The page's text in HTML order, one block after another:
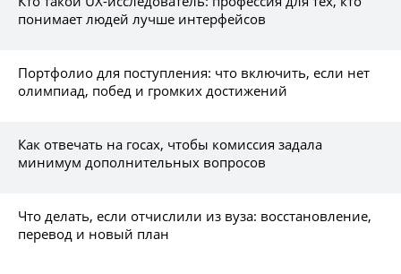
понимает людей лучше интерфейсов
Портфолио для поступления: что включить, если нет
олимпиад, побед и громких достижений
Как отвечать на госах, чтобы комиссия задала
минимум дополнительных вопросов
Что делать, если отчислили из вуза: восстановление,
перевод и новый план